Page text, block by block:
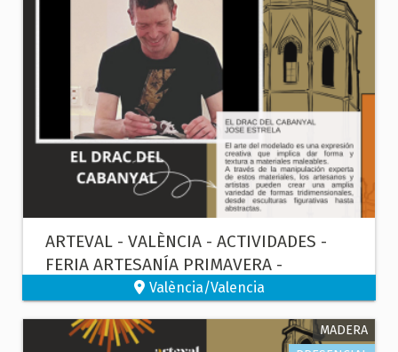
ARTEVAL - VALÈNCIA - ACTIVIDADES -
FERIA ARTESANÍA PRIMAVERA -
MODELADO DE ORIGINALES
València/Valencia
MADERA